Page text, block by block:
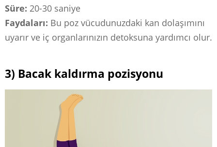
Süre: 20-30 saniye
Faydaları: Bu poz vücudunuzdaki kan dolaşımını
uyarır ve iç organlarınızın detoksuna yardımcı olur.
3) Bacak kaldırma pozisyonu